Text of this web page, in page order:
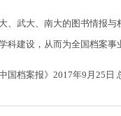
武大、南大的图书情报与
科建设，从而为全国档案事
档案报》2017年9月25日